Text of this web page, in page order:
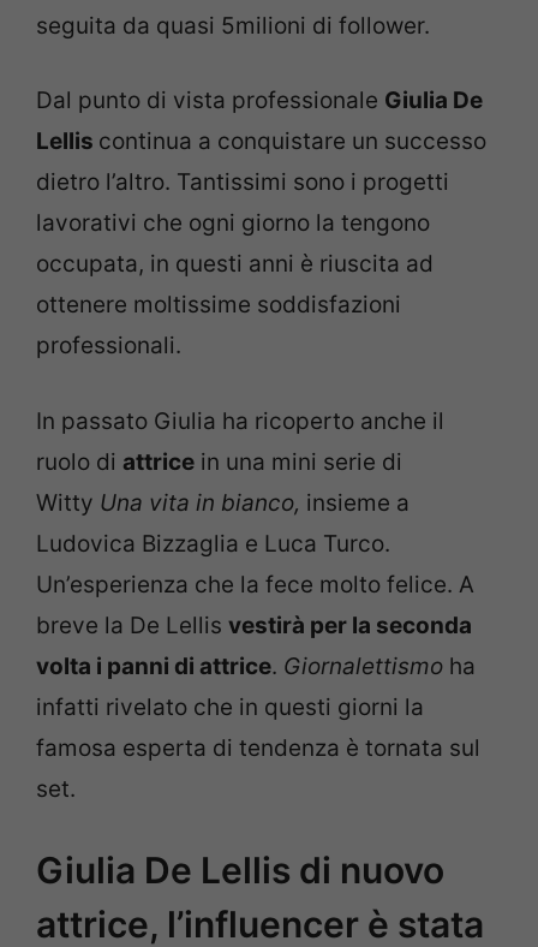
seguita da quasi 5milioni di follower.
Dal punto di vista professionale Giulia De
Lellis continua a conquistare un successo
dietro l’altro. Tantissimi sono i progetti
lavorativi che ogni giorno la tengono
occupata, in questi anni è riuscita ad
ottenere moltissime soddisfazioni
professionali.
In passato Giulia ha ricoperto anche il
ruolo di attrice in una mini serie di
Witty Una vita in bianco, insieme a
Ludovica Bizzaglia e Luca Turco.
Un’esperienza che la fece molto felice. A
breve la De Lellis vestirà per la seconda
volta i panni di attrice. Giornalettismo ha
infatti rivelato che in questi giorni la
famosa esperta di tendenza è tornata sul
set.
Giulia De Lellis di nuovo
attrice, l’influencer è stata